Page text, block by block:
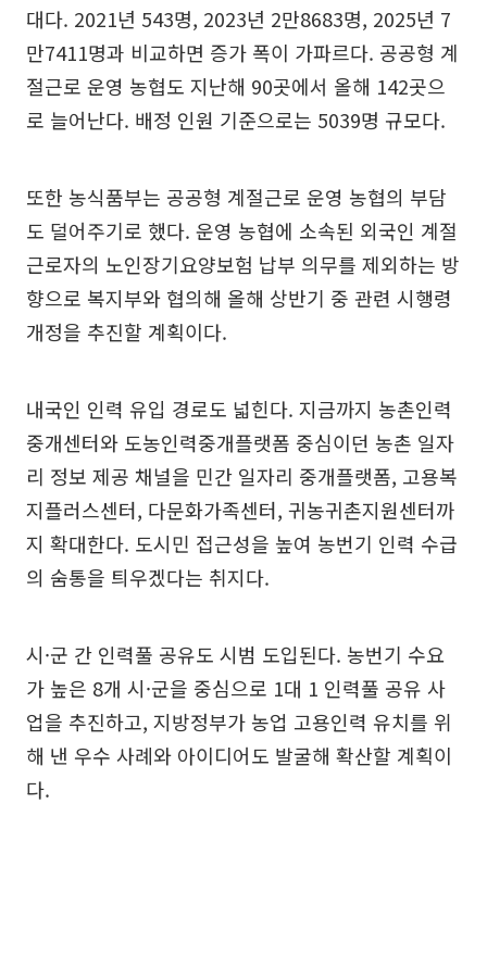
대다. 2021년 543명, 2023년 2만8683명, 2025년 7
만7411명과 비교하면 증가 폭이 가파르다. 공공형 계
절근로 운영 농협도 지난해 90곳에서 올해 142곳으
로 늘어난다. 배정 인원 기준으로는 5039명 규모다.
또한 농식품부는 공공형 계절근로 운영 농협의 부담
도 덜어주기로 했다. 운영 농협에 소속된 외국인 계절
근로자의 노인장기요양보험 납부 의무를 제외하는 방
향으로 복지부와 협의해 올해 상반기 중 관련 시행령
개정을 추진할 계획이다.
내국인 인력 유입 경로도 넓힌다. 지금까지 농촌인력
중개센터와 도농인력중개플랫폼 중심이던 농촌 일자
리 정보 제공 채널을 민간 일자리 중개플랫폼, 고용복
지플러스센터, 다문화가족센터, 귀농귀촌지원센터까
지 확대한다. 도시민 접근성을 높여 농번기 인력 수급
의 숨통을 틔우겠다는 취지다.
시·군 간 인력풀 공유도 시범 도입된다. 농번기 수요
가 높은 8개 시·군을 중심으로 1대 1 인력풀 공유 사
업을 추진하고, 지방정부가 농업 고용인력 유치를 위
해 낸 우수 사례와 아이디어도 발굴해 확산할 계획이
다.